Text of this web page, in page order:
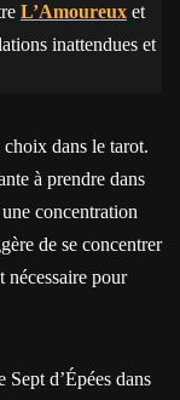
L’Amoureux et
inattendues et
dans le tarot.
à prendre dans
concentration
de se concentrer
nécessaire pour
d’Épées dans